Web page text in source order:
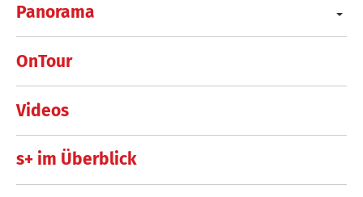
Panorama
OnTour
Videos
s+ im Überblick